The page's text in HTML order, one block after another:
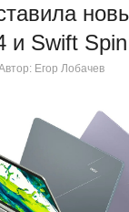
и Swift
Егор Лобачев